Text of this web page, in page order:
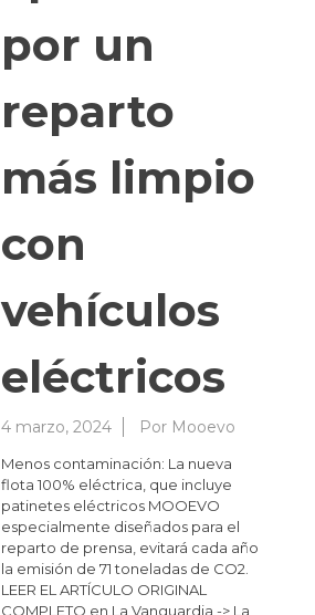
por un
reparto
más limpio
con
vehículos
eléctricos
4 marzo, 2024 Por Mooevo
Menos contaminación: La nueva
flota 100% eléctrica, que incluye
patinetes eléctricos MOOEVO
especialmente diseñados para el
reparto de prensa, evitará cada año
la emisión de 71 toneladas de CO2.
LEER EL ARTÍCULO ORIGINAL
COMPLETO en La Vanguardia -> La